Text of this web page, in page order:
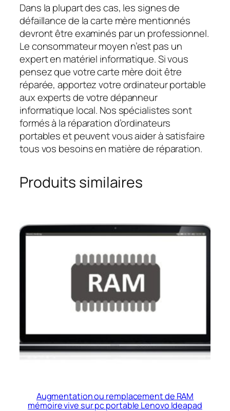
Dans la plupart des cas, les signes de
défaillance de la carte mère mentionnés
devront être examinés par un professionnel.
Le consommateur moyen n’est pas un
expert en matériel informatique. Si vous
pensez que votre carte mère doit être
réparée, apportez votre ordinateur portable
aux experts de votre dépanneur
informatique local. Nos spécialistes sont
formés à la réparation d’ordinateurs
portables et peuvent vous aider à satisfaire
tous vos besoins en matière de réparation.
Produits similaires
Augmentation ou remplacement de RAM
mémoire vive sur pc portable Lenovo Ideapad